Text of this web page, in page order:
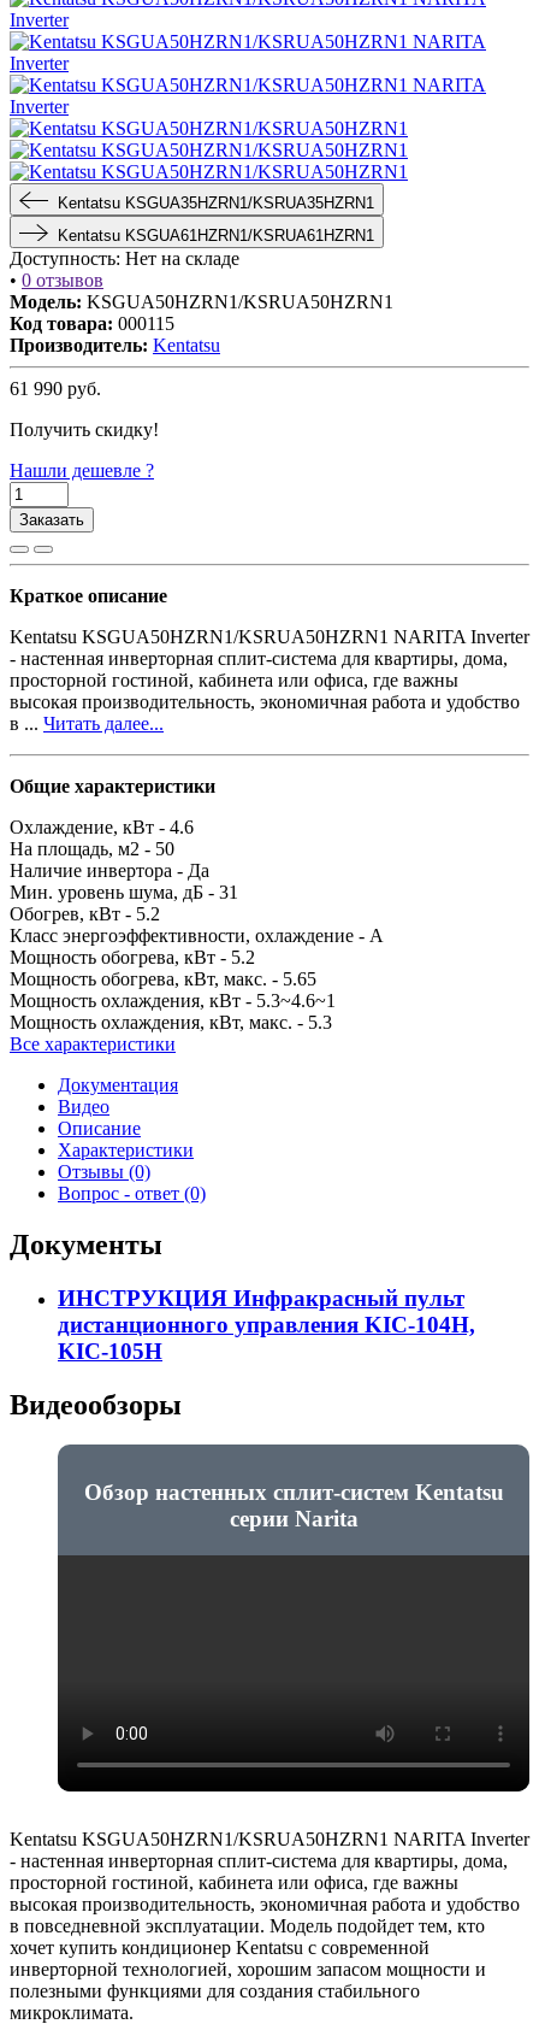
Kentatsu KSGUA35HZRN1/KSRUA35HZRN1
Kentatsu KSGUA61HZRN1/KSRUA61HZRN1
Доступность: Нет на складе
• 0 отзывов
Модель: KSGUA50HZRN1/KSRUA50HZRN1
Код товара: 000115
Производитель: Kentatsu
61 990 руб.
Получить скидку!
Нашли дешевле ?
Заказать
Краткое описание
Kentatsu KSGUA50HZRN1/KSRUA50HZRN1 NARITA Inverter
- настенная инверторная сплит-система для квартиры, дома,
просторной гостиной, кабинета или офиса, где важны
высокая производительность, экономичная работа и удобство
в ... Читать далее...
Общие характеристики
Охлаждение, кВт - 4.6
На площадь, м2 - 50
Наличие инвертора - Да
Мин. уровень шума, дБ - 31
Обогрев, кВт - 5.2
Класс энергоэффективности, охлаждение - A
Мощность обогрева, кВт - 5.2
Мощность обогрева, кВт, макс. - 5.65
Мощность охлаждения, кВт - 5.3~4.6~1
Мощность охлаждения, кВт, макс. - 5.3
Все характеристики
Документация
Видео
Описание
Характеристики
Отзывы (0)
Вопрос - ответ (0)
Документы
ИНСТРУКЦИЯ Инфракрасный пульт
дистанционного управления KIC-104H,
KIC-105H
Видеообзоры
Обзор настенных сплит-систем Kentatsu
серии Narita
Kentatsu KSGUA50HZRN1/KSRUA50HZRN1 NARITA Inverter
- настенная инверторная сплит-система для квартиры, дома,
просторной гостиной, кабинета или офиса, где важны
высокая производительность, экономичная работа и удобство
в повседневной эксплуатации. Модель подойдет тем, кто
хочет купить кондиционер Kentatsu с современной
инверторной технологией, хорошим запасом мощности и
полезными функциями для создания стабильного
микроклимата.